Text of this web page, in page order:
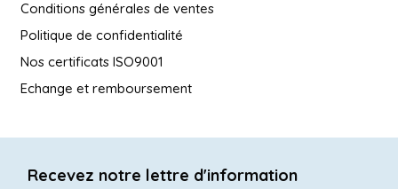
Conditions générales de ventes
Politique de confidentialité
Nos certificats ISO9001
Echange et remboursement
Recevez notre lettre d'information